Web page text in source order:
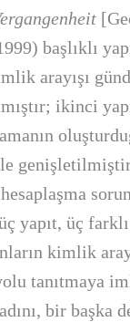
başlıklı
arayışı
ikinci
yapıt, üç
kimlik
tanıtmaya
bir başka